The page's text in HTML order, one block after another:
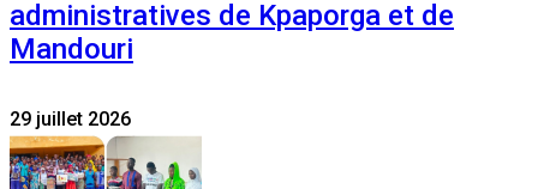
administratives de Kpaporga et de
Mandouri
29 juillet 2026